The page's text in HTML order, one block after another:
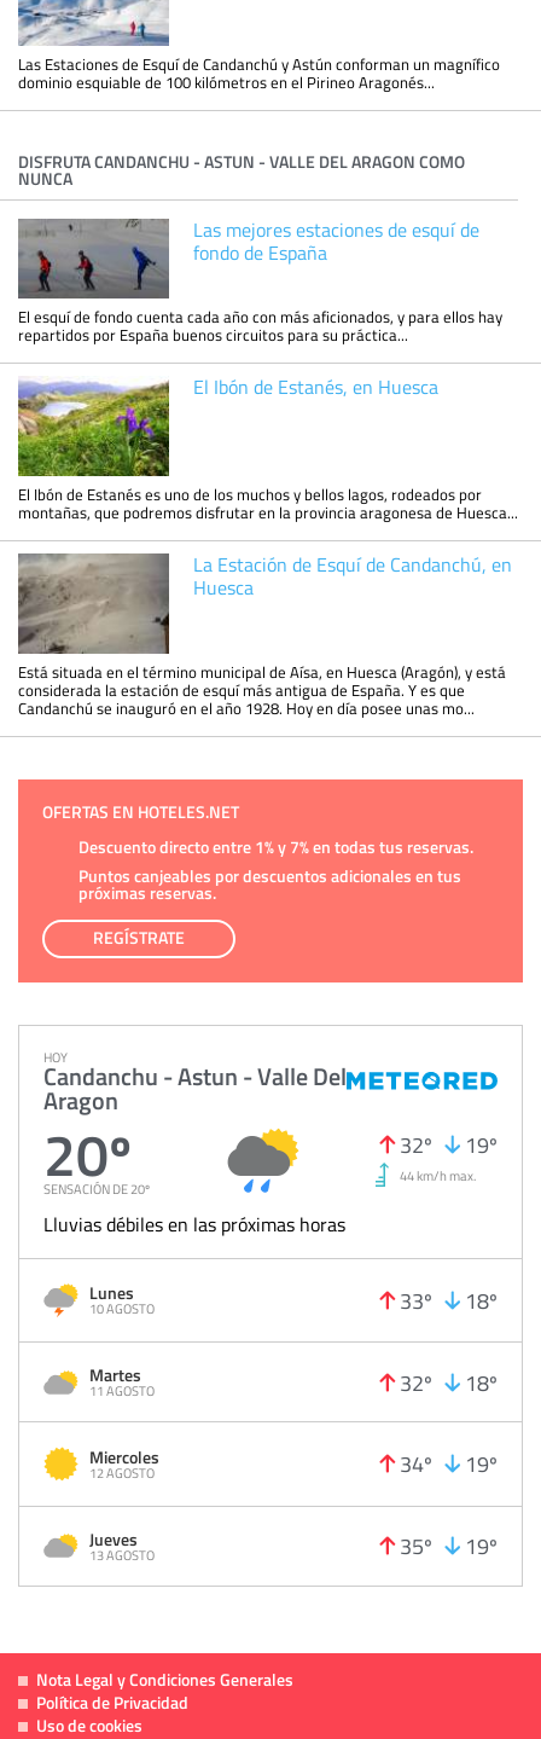
Las Estaciones de Esquí de Candanchú y Astún conforman un magnífico
dominio esquiable de 100 kilómetros en el Pirineo Aragonés...
DISFRUTA CANDANCHU - ASTUN - VALLE DEL ARAGON COMO
NUNCA
Las mejores estaciones de esquí de
fondo de España
El esquí de fondo cuenta cada año con más aficionados, y para ellos hay
repartidos por España buenos circuitos para su práctica...
El Ibón de Estanés, en Huesca
El Ibón de Estanés es uno de los muchos y bellos lagos, rodeados por
montañas, que podremos disfrutar en la provincia aragonesa de Huesca...
La Estación de Esquí de Candanchú, en
Huesca
Está situada en el término municipal de Aísa, en Huesca (Aragón), y está
considerada la estación de esquí más antigua de España. Y es que
Candanchú se inauguró en el año 1928. Hoy en día posee unas mo...
OFERTAS EN HOTELES.NET
Descuento directo entre 1% y 7% en todas tus reservas.
Puntos canjeables por descuentos adicionales en tus
próximas reservas.
REGÍSTRATE
HOY
Candanchu - Astun - Valle Del
Aragon
20º
SENSACIÓN DE 20º
32º 19º
44 km/h max.
Lluvias débiles en las próximas horas
Lunes
10 AGOSTO 33º 18º
Martes
11 AGOSTO 32º 18º
Miercoles
12 AGOSTO 34º 19º
Jueves
13 AGOSTO 35º 19º
Nota Legal y Condiciones Generales
Política de Privacidad
Uso de cookies